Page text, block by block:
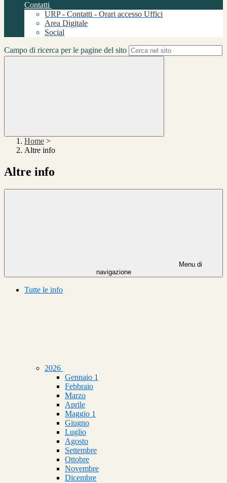
Contatti
URP - Contatti - Orari accesso Uffici
Area Digitale
Social
Campo di ricerca per le pagine del sito
Home >
Altre info
Altre info
Menu di
navigazione
Tutte le info
2026
Gennaio 1
Febbraio
Marzo
Aprile
Maggio 1
Giugno
Luglio
Agosto
Settembre
Ottobre
Novembre
Dicembre